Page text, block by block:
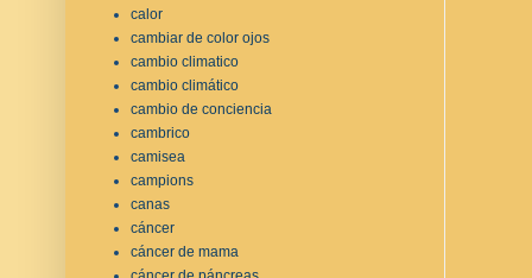
calor
cambiar de color ojos
cambio climatico
cambio climático
cambio de conciencia
cambrico
camisea
campions
canas
cáncer
cáncer de mama